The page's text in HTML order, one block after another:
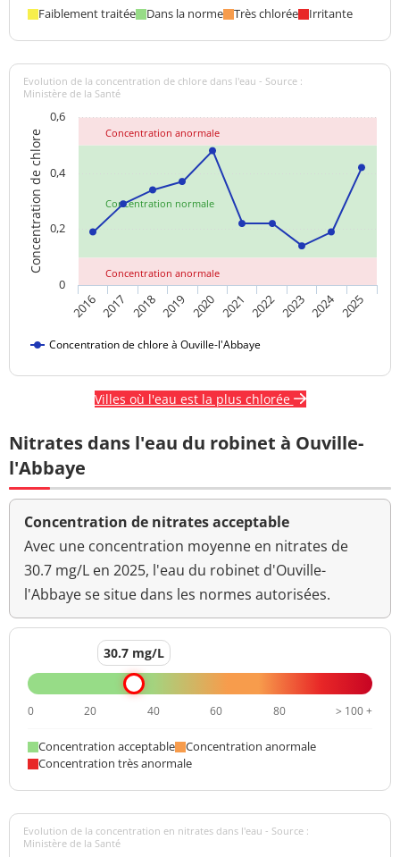
néphélométrique NFU
0,15 NFU <=2 NFU
Faiblement traitée Dans la norme Très chlorée Irritante
Concentration normale
Concentration anormale
Concentration anormale
Concentration de chlore
Evolution de la concentration de chlore dans l'eau - Source :
Ministère de la Santé
Concentration de chlore à Ouville-l'Abbaye
2016 2017 2018 2019 2020 2021 2022 2023 2024 2025
0
0,2
0,4
0,6
Villes où l'eau est la plus chlorée
Nitrates dans l'eau du robinet à Ouville-
l'Abbaye
Concentration de nitrates acceptable
Avec une concentration moyenne en nitrates de
30.7 mg/L en 2025, l'eau du robinet d'Ouville-
l'Abbaye se situe dans les normes autorisées.
30.7 mg/L
0 20 40 60 80 > 100 +
Concentration acceptable
Concentration anormale
Concentration très anormale
Evolution de la concentration en nitrates dans l'eau - Source :
Ministère de la Santé